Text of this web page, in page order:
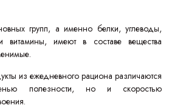
групп, а именно белки, углеводы,
имеют в составе вещества
из ежедневного рациона различаются
полезности, но и скоростью